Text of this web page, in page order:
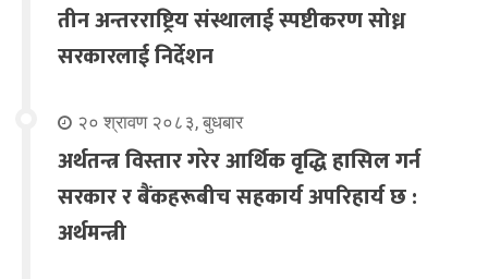
तीन अन्तरराष्ट्रिय संस्थालाई स्पष्टीकरण सोध्न
सरकारलाई निर्देशन
२० श्रावण २०८३, बुधबार
अर्थतन्त्र विस्तार गरेर आर्थिक वृद्धि हासिल गर्न
सरकार र बैंकहरूबीच सहकार्य अपरिहार्य छ :
अर्थमन्त्री